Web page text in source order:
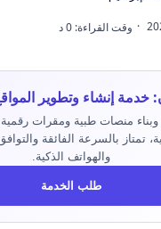
خدمة إنشاء وتطوير
منصات طبية ومقرات رقمية
تمتاز بالسرعة الفائقة
والهواتف الذكية.
طلب الخدمة